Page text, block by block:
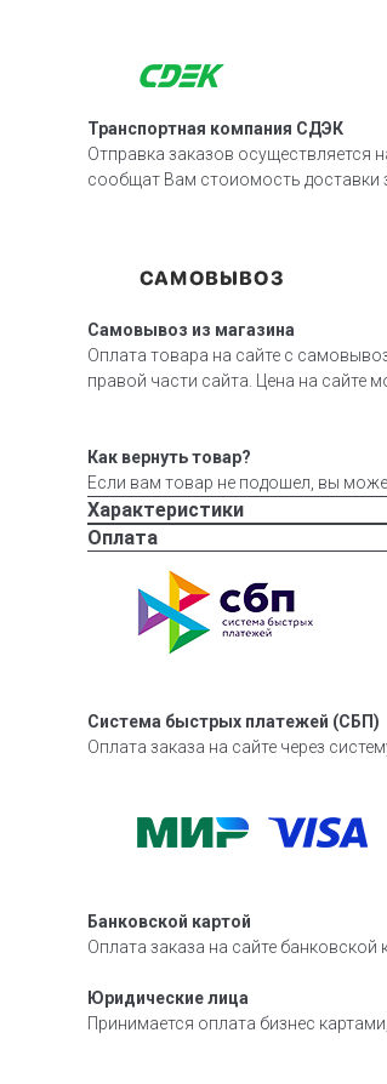
Транспортная компания СДЭК
Отправка заказов осуществляется
сообщат Вам стоиомость доставки
Самовывоз из магазина
Оплата товара на сайте с
правой части сайта. Цена на сайте
Как вернуть товар?
Если вам товар не подошел, вы
Характеристики
Оплата
Система быстрых платежей (СБП)
Оплата заказа на сайте через
Банковской картой
Оплата заказа на сайте
Юридические лица
Принимается оплата бизнес